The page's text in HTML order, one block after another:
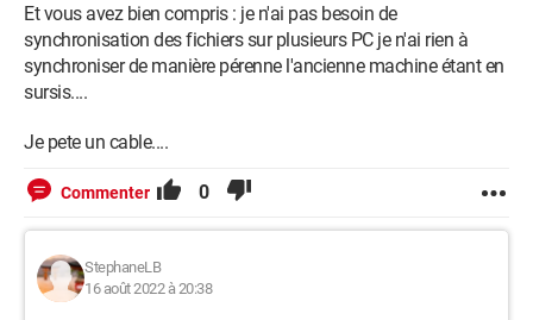
Et vous avez bien compris : je n'ai pas besoin de
synchronisation des fichiers sur plusieurs PC je n'ai rien à
synchroniser de manière pérenne l'ancienne machine étant en
sursis....
Je pete un cable....
Commenter 0
StephaneLB
16 août 2022 à 20:38